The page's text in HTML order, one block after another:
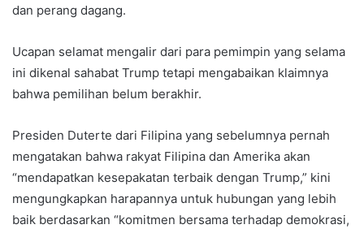
dan perang dagang.
Ucapan selamat mengalir dari para pemimpin yang selama
ini dikenal sahabat Trump tetapi mengabaikan klaimnya
bahwa pemilihan belum berakhir.
Presiden Duterte dari Filipina yang sebelumnya pernah
mengatakan bahwa rakyat Filipina dan Amerika akan
“mendapatkan kesepakatan terbaik dengan Trump,” kini
mengungkapkan harapannya untuk hubungan yang lebih
baik berdasarkan “komitmen bersama terhadap demokrasi,